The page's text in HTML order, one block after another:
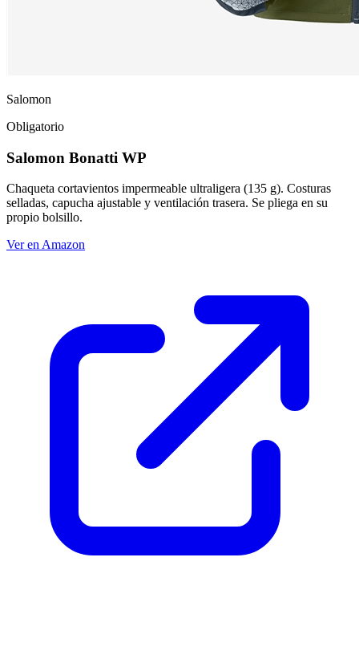
Salomon
Obligatorio
Salomon Bonatti WP
Chaqueta cortavientos impermeable ultraligera (135 g). Costuras
selladas, capucha ajustable y ventilación trasera. Se pliega en su
propio bolsillo.
Ver en Amazon